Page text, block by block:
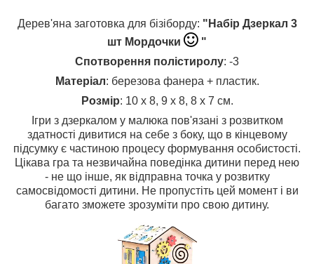
Дерев'яна заготовка для бізіборду: "Набір Дзеркал 3
шт Мордочки
"
Спотворення полістиролу: -3
Матеріал: березова фанера + пластик.
Розмір: 10 х 8, 9 х 8, 8 х 7 см.
Ігри з дзеркалом у малюка пов'язані з розвитком
здатності дивитися на себе з боку, що в кінцевому
підсумку є частиною процесу формування особистості.
Цікава гра та незвичайна поведінка дитини перед нею
- не що інше, як відправна точка у розвитку
самосвідомості дитини. Не пропустіть цей момент і ви
багато зможете зрозуміти про свою дитину.